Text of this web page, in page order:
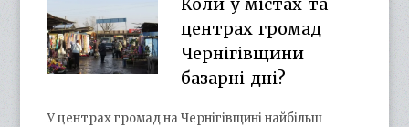
центрах громад
Чернігівщини
базарні дні?
У центрах громад на Чернігівщині найбільш